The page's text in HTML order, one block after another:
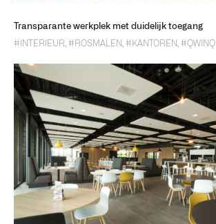
Transparante werkplek met duidelijk toegang
#INTERIEUR #ROSMALEN #KANTOREN #QWINQ